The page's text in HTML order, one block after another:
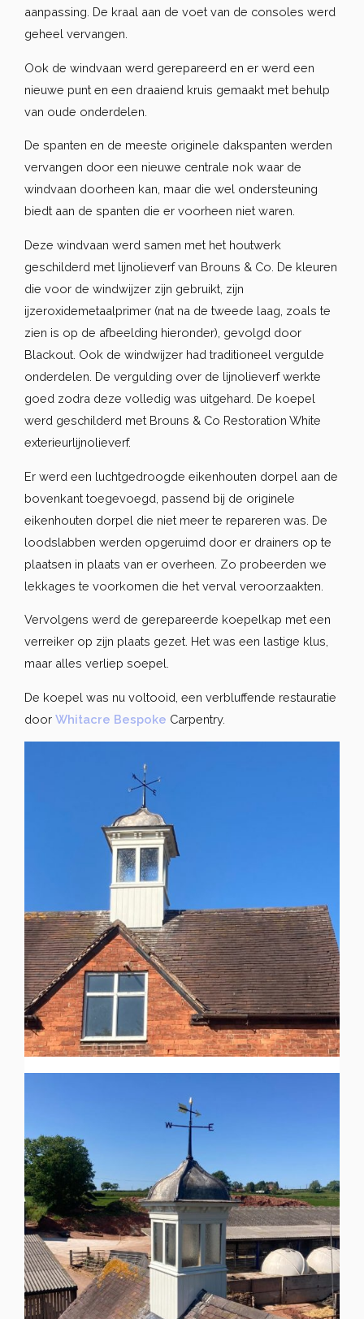
aanpassing. De kraal aan de voet van de consoles werd
geheel vervangen.
Ook de windvaan werd gerepareerd en er werd een
nieuwe punt en een draaiend kruis gemaakt met behulp
van oude onderdelen.
De spanten en de meeste originele dakspanten werden
vervangen door een nieuwe centrale nok waar de
windvaan doorheen kan, maar die wel ondersteuning
biedt aan de spanten die er voorheen niet waren.
Deze windvaan werd samen met het houtwerk
geschilderd met lijnolieverf van Brouns & Co. De kleuren
die voor de windwijzer zijn gebruikt, zijn
ijzeroxidemetaalprimer (nat na de tweede laag, zoals te
zien is op de afbeelding hieronder), gevolgd door
Blackout. Ook de windwijzer had traditioneel vergulde
onderdelen. De vergulding over de lijnolieverf werkte
goed zodra deze volledig was uitgehard. De koepel
werd geschilderd met Brouns & Co Restoration White
exterieurlijnolieverf.
Er werd een luchtgedroogde eikenhouten dorpel aan de
bovenkant toegevoegd, passend bij de originele
eikenhouten dorpel die niet meer te repareren was. De
loodslabben werden opgeruimd door er drainers op te
plaatsen in plaats van er overheen. Zo probeerden we
lekkages te voorkomen die het verval veroorzaakten.
Vervolgens werd de gerepareerde koepelkap met een
verreiker op zijn plaats gezet. Het was een lastige klus,
maar alles verliep soepel.
De koepel was nu voltooid, een verbluffende restauratie
door Whitacre Bespoke Carpentry.